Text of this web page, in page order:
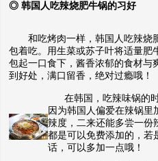
◎ 韩国人吃辣烧肥牛锅的习好
和吃烤肉一样，韩国人吃辣烧
包着吃。用生菜或苏子叶将适量肥
包起一口食下，酱香浓郁的食材与
到好处，满口留香，绝对过瘾哦！
在韩国，吃辣味锅的时
因为韩国人偏爱在辣锅里
辣度，二来还能多尝一份
都是可以免费添加的，若
话，可以多加一点哦！